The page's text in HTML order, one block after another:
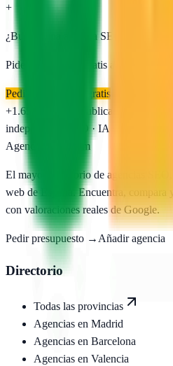
+
¿Buscas una agencia SEO en
Pide presupuesto gratis a las
Pedir presupuesto gratis
+1.650
agencias publicadas
independiente
SEO · IA · GEO ·
AgenciasSEO
.com
El mayor directorio de agencias
web de España. Encuentra, compara
con valoraciones reales de Google.
Pedir presupuesto → Añadir agencia
Directorio
Todas las provincias
Agencias en Madrid
Agencias en Barcelona
Agencias en Valencia